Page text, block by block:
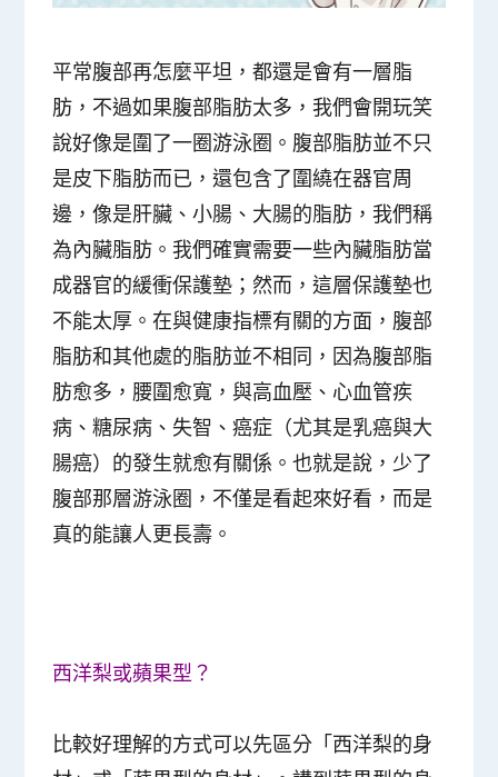
平常腹部再怎麼平坦，都還是會有一層脂
肪，不過如果腹部脂肪太多，我們會開玩笑
說好像是圍了一圈游泳圈。腹部脂肪並不只
是皮下脂肪而已，還包含了圍繞在器官周
邊，像是肝臟、小腸、大腸的脂肪，我們稱
為內臟脂肪。我們確實需要一些內臟脂肪當
成器官的緩衝保護墊；然而，這層保護墊也
不能太厚。在與健康指標有關的方面，腹部
脂肪和其他處的脂肪並不相同，因為腹部脂
肪愈多，腰圍愈寬，與高血壓、心血管疾
病、糖尿病、失智、癌症（尤其是乳癌與大
腸癌）的發生就愈有關係。也就是說，少了
腹部那層游泳圈，不僅是看起來好看，而是
真的能讓人更長壽。
西洋梨或蘋果型？
比較好理解的方式可以先區分「西洋梨的身